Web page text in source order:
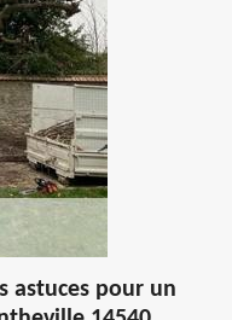
astuces pour un